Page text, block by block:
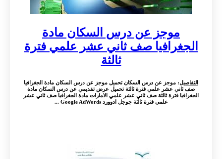
موجز عن درس السكان مادة
الجغرافيا صف ثاني عشر علمي فترة
ثالثة
التفاصيل: موجز عن درس السكان تحميل موجز عن درس السكان مادة الجغرافيا
صف ثاني عشر علمي فترة ثالثة تحميل عرض تقديمي عن درس السكان مادة
الجغرافيا فترة ثالثة صف ثاني عشر علمي الامارات مادة الجغرافيا صف ثاني عشر
علمي فترة ثالثة جوجل ادوورد Google AdWords ...